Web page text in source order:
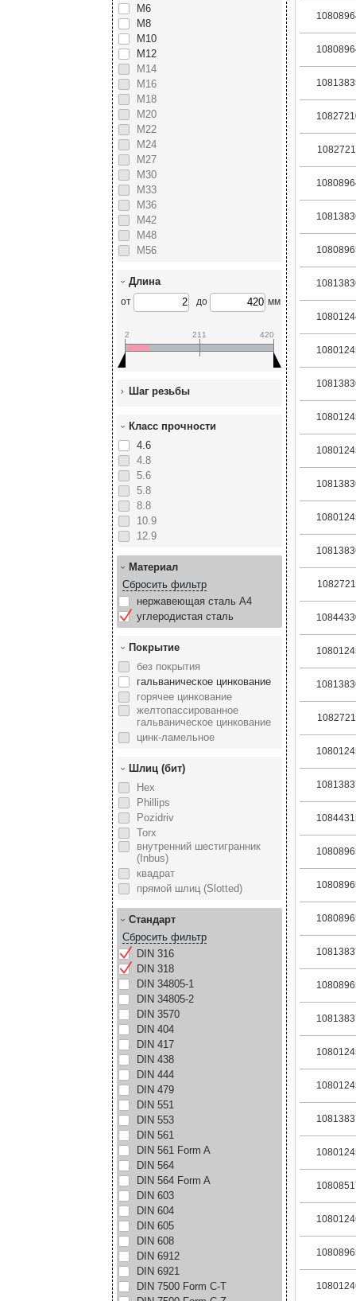
М6
М8
М10
М12
М14
М16
М18
М20
М22
М24
М27
М30
М33
М36
М42
М48
М56
Длина
от до мм
2 211 420
Шаг резьбы
Класс прочности
4.6
4.8
5.6
5.8
8.8
10.9
12.9
Материал
Сбросить фильтр
нержавеющая сталь А4
углеродистая сталь
Покрытие
без покрытия
гальваническое цинкование
горячее цинкование
желтопассированное
гальваническое цинкование
цинк-ламельное
Шлиц (бит)
Hex
Phillips
Pozidriv
Torx
внутренний шестигранник
(Inbus)
квадрат
прямой шлиц (Slotted)
Стандарт
Сбросить фильтр
DIN 316
DIN 318
DIN 34805-1
DIN 34805-2
DIN 3570
DIN 404
DIN 417
DIN 438
DIN 444
DIN 479
DIN 551
DIN 553
DIN 561
DIN 561 Form A
DIN 564
DIN 564 Form A
DIN 603
DIN 604
DIN 605
DIN 608
DIN 6912
DIN 6921
DIN 7500 Form C-T